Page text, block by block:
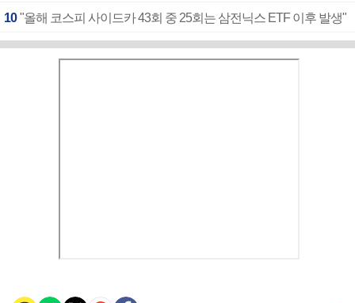
10 "올해 코스피 사이드카 43회 중 25회는 삼전닉스 ETF 이후 발생"